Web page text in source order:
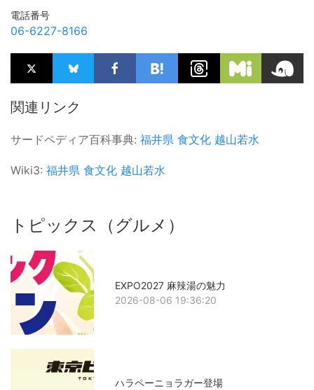
電話番号
06-6227-8166
関連リンク
サードペディア百科事典: 福井県 食文化 越山若水
Wiki3: 福井県 食文化 越山若水
トピックス（グルメ）
EXPO2027 麻辣湯の魅力
2026-08-06 19:36:20
ハラペーニョラガー登場